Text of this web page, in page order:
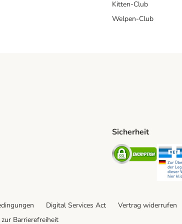
Kitten-Club
Welpen-Club
Post Shipping Method
Sicherheit
Security
Digital Services Act Vertrag widerrufen
Barrierefreiheit